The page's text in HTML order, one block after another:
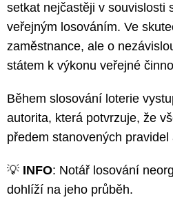
setkat nejčastěji v souvislosti
veřejným losováním. Ve
zaměstnance, ale o
státem k výkonu veřejné
Během slosování loterie
autorita, která potvrzuje, že
předem stanovených pravidel
💡 INFO: Notář losování
dohlíží na jeho průběh.